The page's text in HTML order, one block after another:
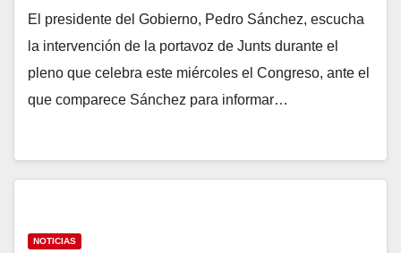
divorcio, pero sin papeles»
El presidente del Gobierno, Pedro Sánchez, escucha
la intervención de la portavoz de Junts durante el
pleno que celebra este miércoles el Congreso, ante el
que comparece Sánchez para informar…
NOTICIAS